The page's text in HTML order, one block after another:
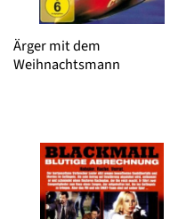
Ärger mit dem
Weihnachtsmann